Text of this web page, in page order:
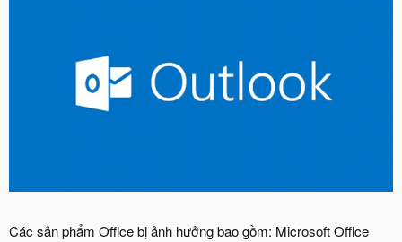
Các sản phẩm Office bị ảnh hưởng bao gồm: Microsoft Office